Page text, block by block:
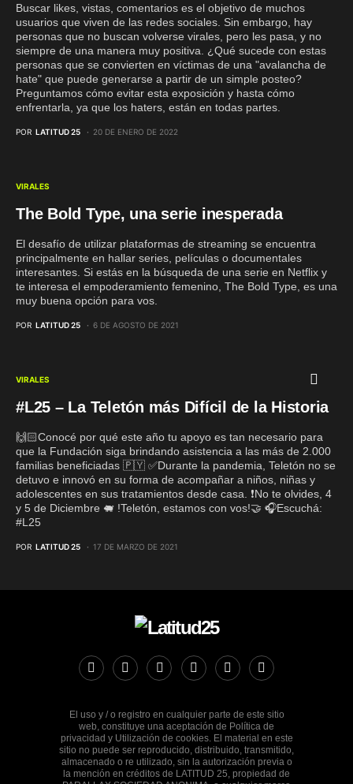
Buscar likes, vistas, comentarios es el objetivo de muchos
usuarios que viven de las redes sociales. Sin embargo, hay
personas que no buscan volverse virales, pero les pasa, y no
siempre de una manera muy positiva. ¿Qué sucede con estas
personas que se convierten en víctimas de una "avalancha de
hate" que puede generarse a partir de un simple posteo?
Preguntamos cómo evitar esta exposición y hasta cómo
enfrentarla, ya que los haters, están en todas partes.
POR LATITUD 25 20 DE ENERO DE 2022
VIRALES
The Bold Type, una serie inesperada
El desafío de utilizar plataformas de streaming se encuentra
principalmente en hallar series, películas o documentales
interesantes. Si estás en la búsqueda de una serie en Netflix y
te interesa el empoderamiento femenino, The Bold Type, es una
muy buena opción para vos.
POR LATITUD 25 6 DE AGOSTO DE 2021
VIRALES
#L25 – La Teletón más Difícil de la Historia
🙌🏻Conocé por qué este año tu apoyo es tan necesario para
que la Fundación siga brindando asistencia a las más de 2.000
familias beneficiadas 🇵🇾 ✅Durante la pandemia, Teletón no se
detuvo e innovó en su forma de acompañar a niños, niñas y
adolescentes en sus tratamientos desde casa. ❗️No te olvides, 4
y 5 de Diciembre 🐖 !Teletón, estamos con vos!🤝 🎧Escuchá:
#L25
POR LATITUD 25 17 DE MARZO DE 2021
El uso y / o registro en cualquier parte de este sitio
web, constituye una aceptación de Política de
privacidad y Utilización de cookies. El material en este
sitio no puede ser reproducido, distribuido, transmitido,
almacenado o re utilizado, sin la autorización previa o
la mención en créditos de LATITUD 25, propiedad de